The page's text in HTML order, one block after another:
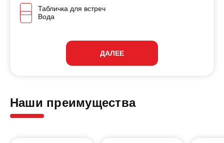
Табличка для встреч
Вода
ДАЛЕЕ
Наши преимущества